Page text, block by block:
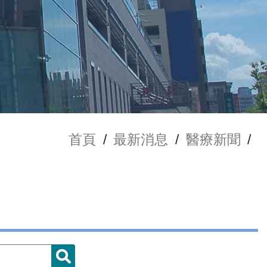
首頁 / 最新消息 / 醫療新聞 /